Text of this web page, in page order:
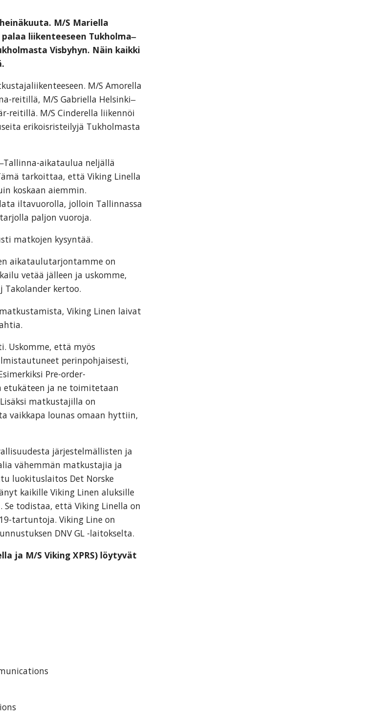
M/S Mariella
liikenteeseen Tukholma‒
Visbyhyn. Näin kaikki
M/S Amorella
reitillä, M/S Gabriella Helsinki‒
reitillä. M/S Cinderella liikennöi
erikoisristeilyjä Tukholmasta
aikataulua neljällä
tarkoittaa, että Viking Linella
koskaan aiemmin.
iltavuorolla, jolloin Tallinnassa
paljon vuoroja.
matkojen kysyntää.
aikataulutarjontamme on
vetää jälleen ja uskomme,
kertoo.
Viking Linen laivat
Uskomme, että myös
perinpohjaisesti,
Pre-order-
etukäteen ja ne toimitetaan
matkustajilla on
vaikkapa lounas omaan hyttiin,
järjestelmällisten ja
vähemmän matkustajia ja
luokituslaitos Det Norske
kaikille Viking Linen aluksille
todistaa, että Viking Linella on
tartuntoja. Viking Line on
DNV GL -laitokselta.
ja M/S Viking XPRS) löytyvät